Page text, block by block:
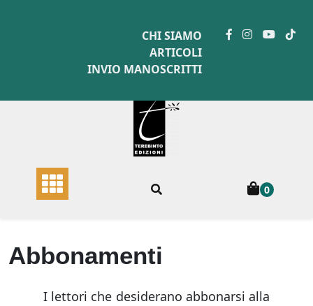
CHI SIAMO
ARTICOLI
INVIO MANOSCRITTI
0
Abbonamenti
I lettori che desiderano abbonarsi alla